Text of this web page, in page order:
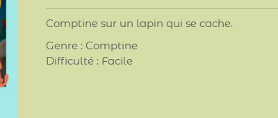
Comptine sur un lapin qui se cache.
Genre : Comptine
Difficulté : Facile